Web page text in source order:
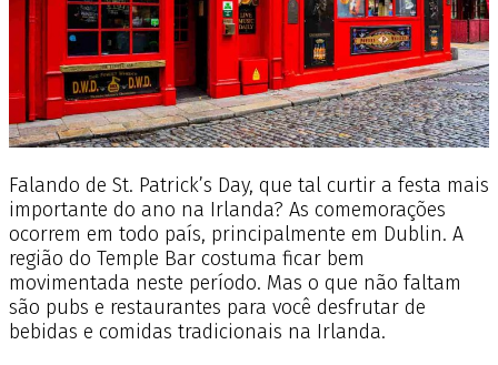
Falando de St. Patrick’s Day, que tal curtir a festa mais
importante do ano na Irlanda? As comemorações
ocorrem em todo país, principalmente em Dublin. A
região do Temple Bar costuma ficar bem
movimentada neste período. Mas o que não faltam
são pubs e restaurantes para você desfrutar de
bebidas e comidas tradicionais na Irlanda.